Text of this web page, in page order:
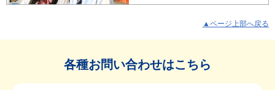
▲ページ上部へ戻る
各種お問い合わせはこちら